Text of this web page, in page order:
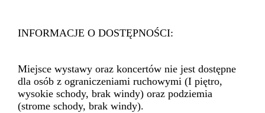
INFORMACJE O DOSTĘPNOŚCI:
Miejsce wystawy oraz koncertów nie jest dostępne
dla osób z ograniczeniami ruchowymi (I piętro,
wysokie schody, brak windy) oraz podziemia
(strome schody, brak windy).